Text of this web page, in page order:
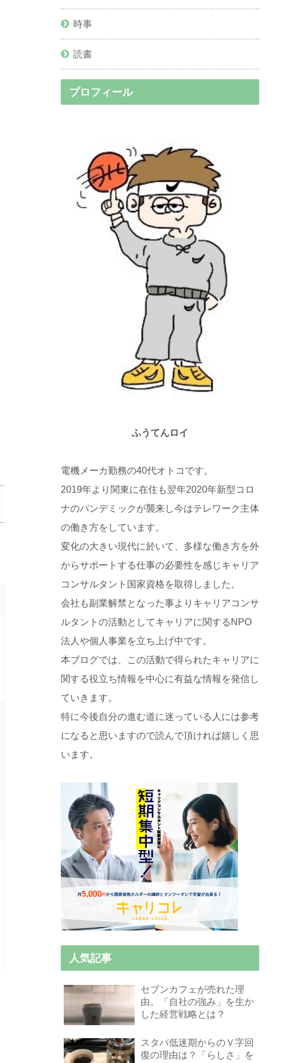
時事
読書
プロフィール
ふうてんロイ
電機メーカ勤務の40代オトコです。
2019年より関東に在住も翌年2020年新型コロ
ナのパンデミックが襲来し今はテレワーク主体
の働き方をしています。
変化の大きい現代に於いて、多様な働き方を外
からサポートする仕事の必要性を感じキャリア
コンサルタント国家資格を取得しました。
会社も副業解禁となった事よりキャリアコンサ
ルタントの活動としてキャリアに関するNPO
法人や個人事業を立ち上げ中です。
本ブログでは、この活動で得られたキャリアに
関する役立ち情報を中心に有益な情報を発信し
ていきます。
特に今後自分の進む道に迷っている人には参考
になると思いますので読んで頂ければ嬉しく思
います。
人気記事
セブンカフェが売れた理
由。「自社の強み」を生か
した経営戦略とは？
スタバ低迷期からのＶ字回
復の理由は？「らしさ」を